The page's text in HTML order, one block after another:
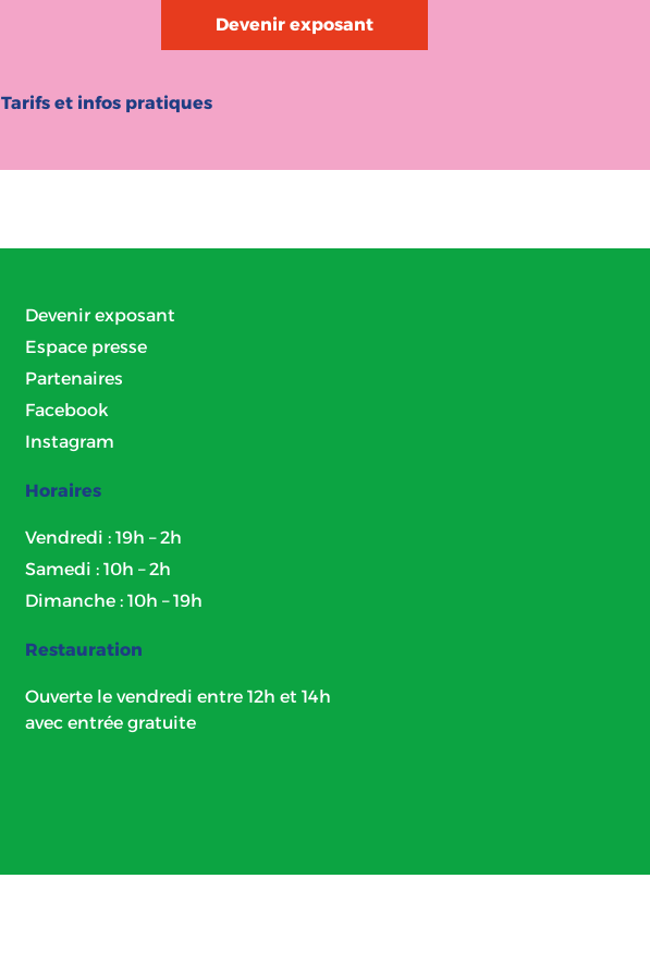
Devenir exposant
Tarifs et infos pratiques
Devenir exposant
Espace presse
Partenaires
Facebook
Instagram
Horaires
Vendredi : 19h – 2h
Samedi : 10h – 2h
Dimanche : 10h – 19h
Restauration
Ouverte le vendredi entre 12h et 14h
avec entrée gratuite